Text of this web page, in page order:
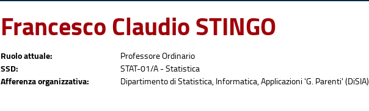
Francesco Claudio STINGO
Ruolo attuale: Professore Ordinario
SSD: STAT-01/A - Statistica
Afferenza organizzativa: Dipartimento di Statistica, Informatica, Applicazioni 'G. Parenti' (DiSIA)